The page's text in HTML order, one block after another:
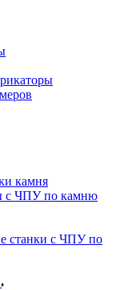
камня
с ЧПУ по камню
станки с ЧПУ по